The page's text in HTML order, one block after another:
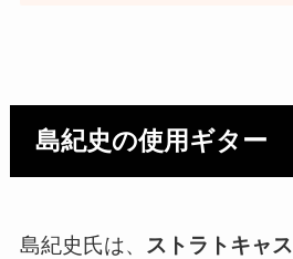
島紀史の使用ギター
島紀史氏は、 ストラトキャ